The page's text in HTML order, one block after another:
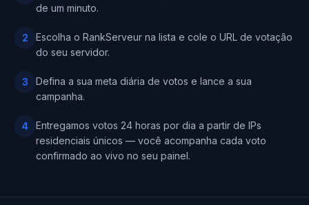
de um minuto.
2
Escolha o RankServeur na lista e cole o URL de votação
do seu servidor.
3
Defina a sua meta diária de votos e lance a sua
campanha.
4
Entregamos votos 24 horas por dia a partir de IPs
residenciais únicos — você acompanha cada voto
confirmado ao vivo no seu painel.